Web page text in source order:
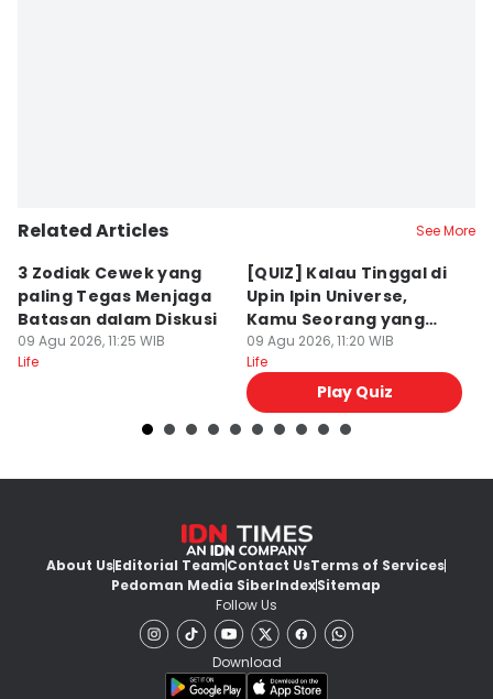
Related Articles See More
3 Zodiak Cewek yang
paling Tegas Menjaga
Batasan dalam Diskusi
09 Agu 2026, 11:25 WIB
Life
[QUIZ] Kalau Tinggal di
Upin Ipin Universe,
Kamu Seorang yang
Logis atau Kreatif?
09 Agu 2026, 11:20 WIB
Life
Play Quiz
About UsEditorial TeamContact UsTerms of Services
Pedoman Media SiberIndexSitemap
Follow Us
Download